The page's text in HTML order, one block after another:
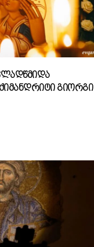
Გიორგი